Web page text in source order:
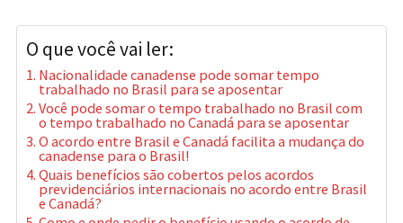
O que você vai ler:
Nacionalidade canadense pode somar tempo
trabalhado no Brasil para se aposentar
Você pode somar o tempo trabalhado no Brasil com
o tempo trabalhado no Canadá para se aposentar
O acordo entre Brasil e Canadá facilita a mudança do
canadense para o Brasil!
Quais benefícios são cobertos pelos acordos
previdenciários internacionais no acordo entre Brasil
e Canadá?